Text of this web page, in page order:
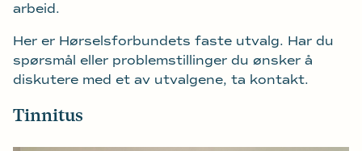
arbeid.
Her er Hørselsforbundets faste utvalg. Har du
spørsmål eller problemstillinger du ønsker å
diskutere med et av utvalgene, ta kontakt.
Tinnitus